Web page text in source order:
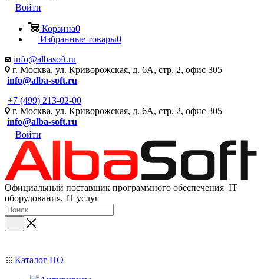
Войти
Корзина0
Избранные товары0
info@albasoft.ru
г. Москва, ул. Криворожская, д. 6А, стр. 2, офис 305
info@alba-soft.ru
+7 (499) 213-02-00
г. Москва, ул. Криворожская, д. 6А, стр. 2, офис 305
info@alba-soft.ru
Войти
Официальный поставщик программного обеспечения IT
оборудования, IT услуг
Каталог ПО